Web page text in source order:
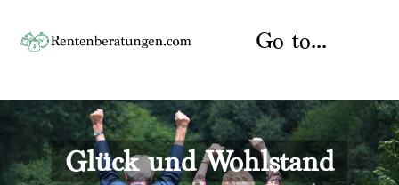
content
Go to...
Startseite
Rente
Über unsGlück und Wohlstand